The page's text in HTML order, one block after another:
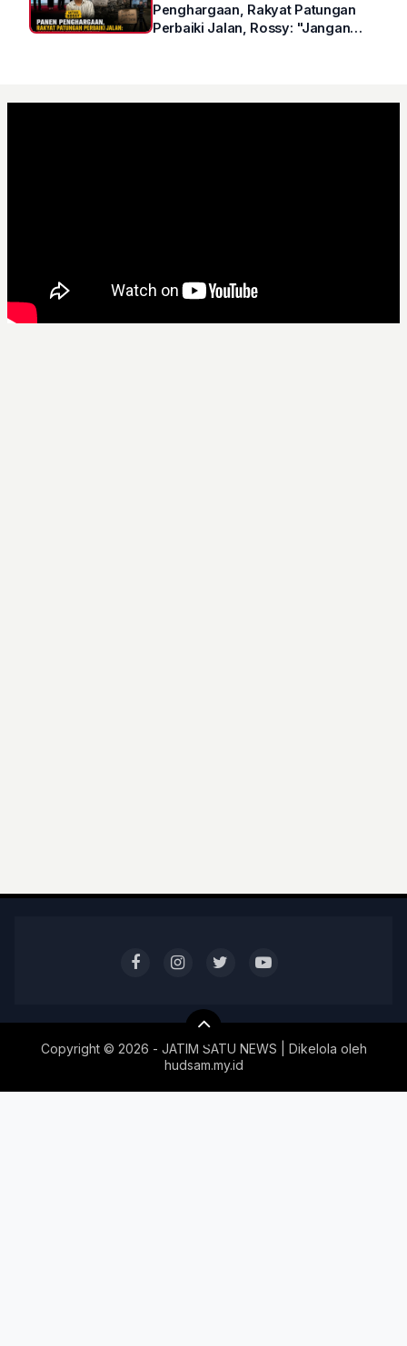
Penghargaan, Rakyat Patungan
Perbaiki Jalan, Rossy: "Jangan
Copyright © 2026 - JATIM SATU NEWS | Dikelola oleh
hudsam.my.id